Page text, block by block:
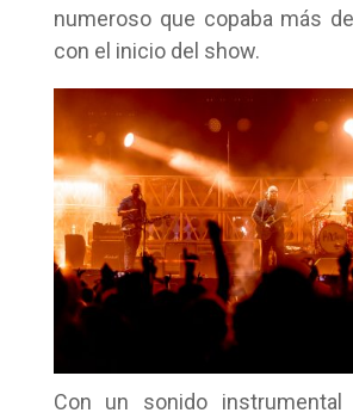
numeroso que copaba más
con el inicio del show.
Con un sonido